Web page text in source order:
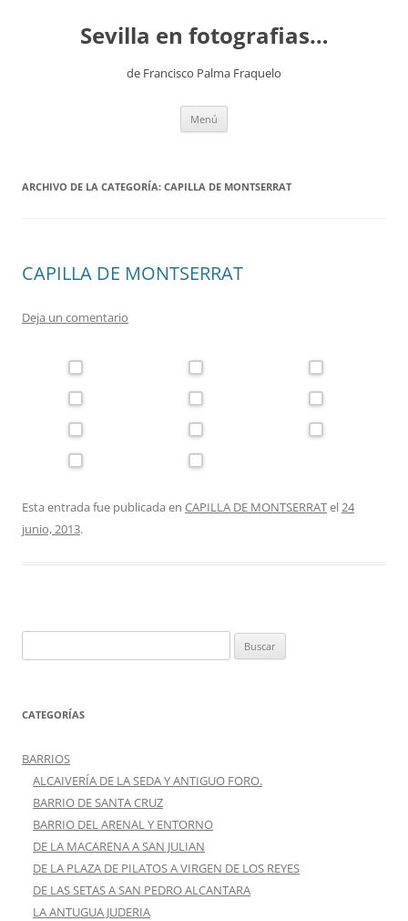
contenidoSevilla en fotografias…
de Francisco Palma Fraquelo
Menú
ARCHIVO DE LA CATEGORÍA: CAPILLA DE MONTSERRAT
CAPILLA DE MONTSERRAT
Deja un comentario
Esta entrada fue publicada en CAPILLA DE MONTSERRATel24
junio, 2013.
CATEGORÍAS
BARRIOS
ALCAIVERÍA DE LA SEDA Y ANTIGUO FORO.
BARRIO DE SANTA CRUZ
BARRIO DEL ARENAL Y ENTORNO
DE LA MACARENA A SAN JULIAN
DE LA PLAZA DE PILATOS A VIRGEN DE LOS REYES
DE LAS SETAS A SAN PEDRO ALCANTARA
LA ANTUGUA JUDERIA